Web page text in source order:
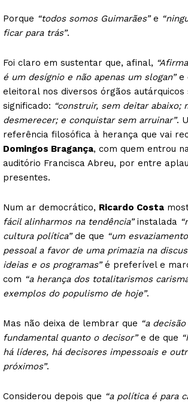
Porque “todos somos Guimarães”e
ficar para trás”.
Foi claro em sustentar que, afinal,
é um desígnio e não apenas um slogan”e
eleitoral nos diversos órgãos autárquicos
significado: “construir, sem deitar abaixo;
desmerecer; e conquistar sem arruinar”.
referência filosófica à herança que vai
Domingos Bragança, com quem entrou
auditório Francisca Abreu, por entre
presentes.
Num ar democrático, Ricardo Costa
fácil alinharmos na tendência”instalada
cultura política”de que “um
pessoal a favor de uma primazia na
ideias e os programas”é preferível e
com “a herança dos totalitarismos
exemplos do populismo de hoje”.
Mas não deixa de lembrar que “a
fundamental quanto o decisor”e de que
há líderes, há decisores impessoais e
próximos”.
Considerou depois que “a política é para